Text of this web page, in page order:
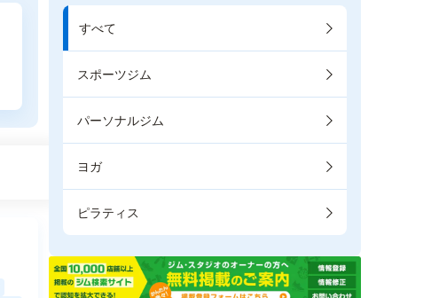
すべて
スポーツジム
パーソナルジム
ヨガ
ピラティス